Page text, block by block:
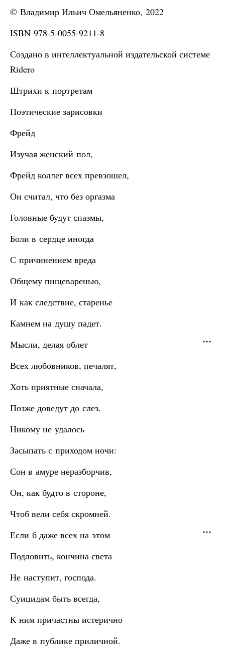
© Владимир Ильич Омельяненко, 2022
ISBN 978-5-0055-9211-8
Создано в интеллектуальной издательской системе
Ridero
Штрихи к портретам
Поэтические зарисовки
Фрейд
Изучая женский пол,
Фрейд коллег всех превзошел,
Он считал, что без оргазма
Головные будут спазмы,
Боли в сердце иногда
С причинением вреда
Общему пищеваренью,
И как следствие, старенье
Камнем на душу падет.
Мысли, делая облет
Всех любовников, печалят,
Хоть приятные сначала,
Позже доведут до слез.
Никому не удалось
Засыпать с приходом ночи:
Сон в амуре неразборчив,
Он, как будто в стороне,
Чтоб вели себя скромней.
Если б даже всех на этом
Подловить, кончина света
Не наступит, господа.
Суицидам быть всегда,
К ним причастны истерично
Даже в публике приличной.